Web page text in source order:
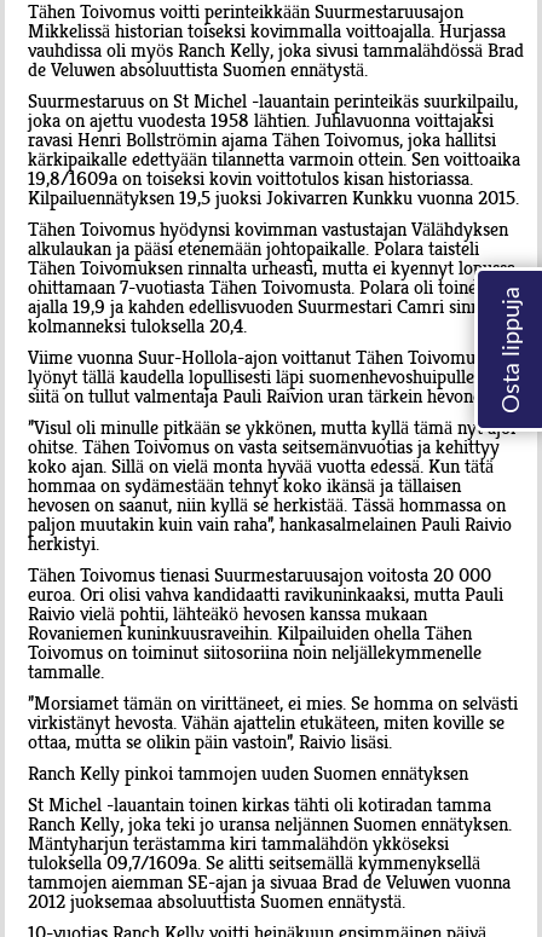
Tähen Toivomus voitti perinteikkään Suurmestaruusajon
Mikkelissä historian toiseksi kovimmalla voittoajalla. Hurjassa
vauhdissa oli myös Ranch Kelly, joka sivusi tammalähdössä Brad
de Veluwen absoluuttista Suomen ennätystä.
Suurmestaruus on St Michel -lauantain perinteikäs suurkilpailu,
joka on ajettu vuodesta 1958 lähtien. Juhlavuonna voittajaksi
ravasi Henri Bollströmin ajama Tähen Toivomus, joka hallitsi
kärkipaikalle edettyään tilannetta varmoin ottein. Sen voittoaika
19,8/1609a on toiseksi kovin voittotulos kisan historiassa.
Kilpailuennätyksen 19,5 juoksi Jokivarren Kunkku vuonna 2015.
Tähen Toivomus hyödynsi kovimman vastustajan Välähdyksen
alkulaukan ja pääsi etenemään johtopaikalle. Polara taisteli
Tähen Toivomuksen rinnalta urheasti, mutta ei kyennyt lopussa
ohittamaan 7-vuotiasta Tähen Toivomusta. Polara oli toinen
ajalla 19,9 ja kahden edellisvuoden Suurmestari Camri sinnitteli
kolmanneksi tuloksella 20,4.
Viime vuonna Suur-Hollola-ajon voittanut Tähen Toivomus on
lyönyt tällä kaudella lopullisesti läpi suomenhevoshuipulle, ja
siitä on tullut valmentaja Pauli Raivion uran tärkein hevonen.
”Visul oli minulle pitkään se ykkönen, mutta kyllä tämä nyt ajoi
ohitse. Tähen Toivomus on vasta seitsemänvuotias ja kehittyy
koko ajan. Sillä on vielä monta hyvää vuotta edessä. Kun tätä
hommaa on sydämestään tehnyt koko ikänsä ja tällaisen
hevosen on saanut, niin kyllä se herkistää. Tässä hommassa on
paljon muutakin kuin vain raha”, hankasalmelainen Pauli Raivio
herkistyi.
Tähen Toivomus tienasi Suurmestaruusajon voitosta 20 000
euroa. Ori olisi vahva kandidaatti ravikuninkaaksi, mutta Pauli
Raivio vielä pohtii, lähteäkö hevosen kanssa mukaan
Rovaniemen kuninkuusraveihin. Kilpailuiden ohella Tähen
Toivomus on toiminut siitosoriina noin neljällekymmenelle
tammalle.
”Morsiamet tämän on virittäneet, ei mies. Se homma on selvästi
virkistänyt hevosta. Vähän ajattelin etukäteen, miten koville se
ottaa, mutta se olikin päin vastoin”, Raivio lisäsi.
Ranch Kelly pinkoi tammojen uuden Suomen ennätyksen
St Michel -lauantain toinen kirkas tähti oli kotiradan tamma
Ranch Kelly, joka teki jo uransa neljännen Suomen ennätyksen.
Mäntyharjun terästamma kiri tammalähdön ykköseksi
tuloksella 09,7/1609a. Se alitti seitsemällä kymmenyksellä
tammojen aiemman SE-ajan ja sivuaa Brad de Veluwen vuonna
2012 juoksemaa absoluuttista Suomen ennätystä.